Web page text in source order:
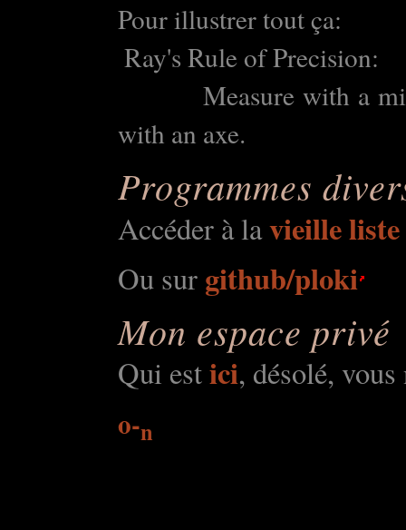
Pour illustrer tout ça:
Ray's Rule of Precision:
Measure with a
with an axe.
Programmes
Accéder à lavieille liste
Ou sur github/ploki
Mon espace privé
Qui estici, désolé, vous
o-n